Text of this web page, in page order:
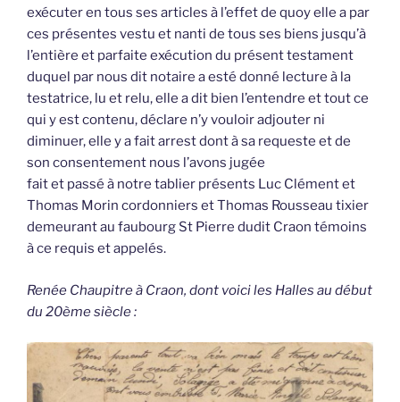
exécuter en tous ses articles à l’effet de quoy elle a par
ces présentes vestu et nanti de tous ses biens jusqu’à
l’entière et parfaite exécution du présent testament
duquel par nous dit notaire a esté donné lecture à la
testatrice, lu et relu, elle a dit bien l’entendre et tout ce
qui y est contenu, déclare n’y vouloir adjouter ni
diminuer, elle y a fait arrest dont à sa requeste et de
son consentement nous l’avons jugée
fait et passé à notre tablier présents Luc Clément et
Thomas Morin cordonniers et Thomas Rousseau tixier
demeurant au faubourg St Pierre dudit Craon témoins
à ce requis et appelés.
Renée Chaupitre à Craon, dont voici les Halles au début
du 20ème siècle :